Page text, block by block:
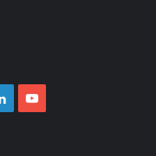
LinkedinYouTube